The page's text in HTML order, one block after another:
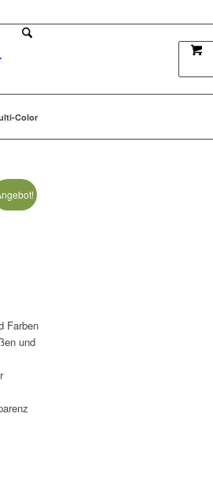
Color
Farben
und